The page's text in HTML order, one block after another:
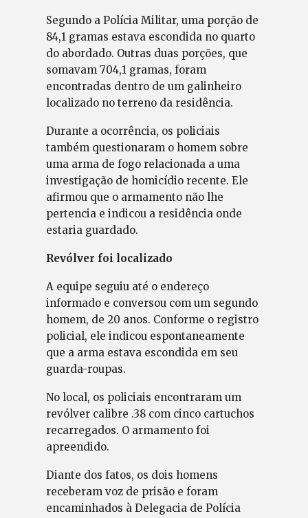
Segundo a Polícia Militar, uma porção de
84,1 gramas estava escondida no quarto
do abordado. Outras duas porções, que
somavam 704,1 gramas, foram
encontradas dentro de um galinheiro
localizado no terreno da residência.
Durante a ocorrência, os policiais
também questionaram o homem sobre
uma arma de fogo relacionada a uma
investigação de homicídio recente. Ele
afirmou que o armamento não lhe
pertencia e indicou a residência onde
estaria guardado.
Revólver foi localizado
A equipe seguiu até o endereço
informado e conversou com um segundo
homem, de 20 anos. Conforme o registro
policial, ele indicou espontaneamente
que a arma estava escondida em seu
guarda-roupas.
No local, os policiais encontraram um
revólver calibre .38 com cinco cartuchos
recarregados. O armamento foi
apreendido.
Diante dos fatos, os dois homens
receberam voz de prisão e foram
encaminhados à Delegacia de Polícia